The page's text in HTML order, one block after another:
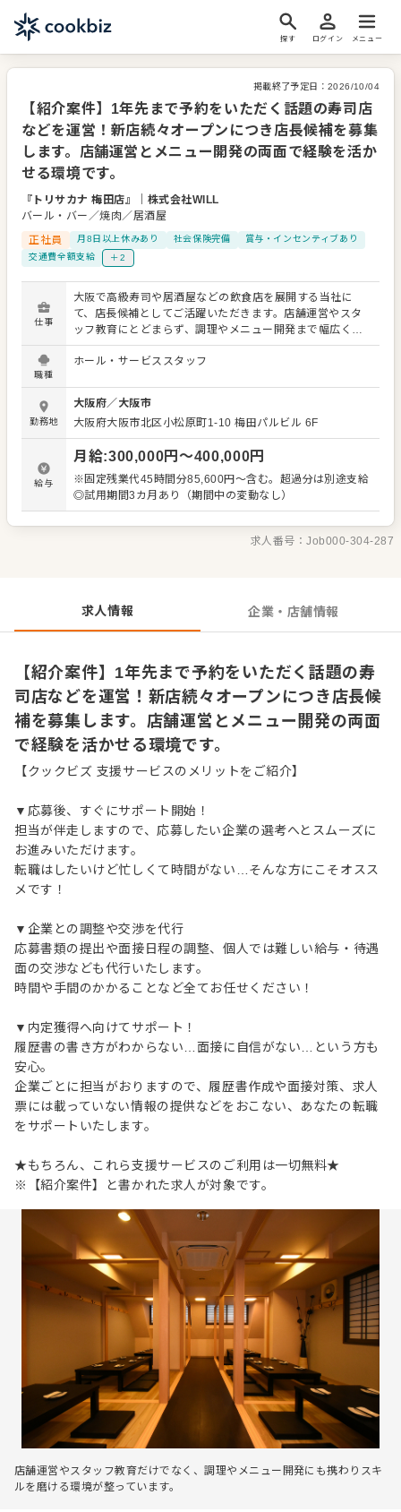
探す ログイン メニュー
掲載終了予定日： 2026/10/04
【紹介案件】1年先まで予約をいただく話題の寿司店
などを運営！新店続々オープンにつき店長候補を募集
します。店舗運営とメニュー開発の両面で経験を活か
せる環境です。
『トリサカナ 梅田店』
株式会社WILL
バール・バー／焼肉／居酒屋
正社員
月8日以上休みあり 社会保険完備
賞与・インセンティブあり
交通費全額支給
＋2
仕事
大阪で高級寿司や居酒屋などの飲食店を展開する当社に
て、店長候補としてご活躍いただきます。店舗運営やスタ
ッフ教育にとどまらず、調理やメニュー開発まで幅広くお
任せする環境です。マネジメントと技術の両面でスキルを
伸ばせるため、これまでの経験を存分に発揮していただけ
大の真っ最中です。新しい店舗がオープンするのに伴い、
活躍できるポジションも次々と生まれています。 実力や意
欲次第で、店長から統括店長、さらにはエリアマネージャ
ーへとスピーディーにステップアップしていくことが可能
です。成長を続ける企業だからこそ、自身の可能性を広げ
ながら、長くモチベーションを保って働けます。 ＜おすす
めポイント＞ 運営店舗の中には1年先までご予約をいただ
す。安定した経営基盤があり、新規出店も続くため、将来
職種
ホール・サービススタッフ
勤務地
大阪府／ 大阪市
大阪府大阪市北区小松原町1-10 梅田パルビル 6F
給与
月給:300,000円〜400,000円
※固定残業代45時間分85,600円～含む。超過分は別途支給
◎試用期間3カ月あり（期間中の変動なし）
求人番号：Job000-304-287
求人情報 企業・店舗情報
【紹介案件】1年先まで予約をいただく話題の寿
司店などを運営！新店続々オープンにつき店長候
補を募集します。店舗運営とメニュー開発の両面
で経験を活かせる環境です。
【クックビズ 支援サービスのメリットをご紹介】
▼応募後、すぐにサポート開始！
担当が伴走しますので、応募したい企業の選考へとスムーズに
お進みいただけます。
転職はしたいけど忙しくて時間がない…そんな方にこそオスス
メです！
▼企業との調整や交渉を代行
応募書類の提出や面接日程の調整、個人では難しい給与・待遇
面の交渉なども代行いたします。
時間や手間のかかることなど全てお任せください！
▼内定獲得へ向けてサポート！
履歴書の書き方がわからない…面接に自信がない…という方も
安心。
企業ごとに担当がおりますので、履歴書作成や面接対策、求人
票には載っていない情報の提供などをおこない、あなたの転職
をサポートいたします。
★もちろん、これら支援サービスのご利用は一切無料★
※【紹介案件】と書かれた求人が対象です。
店舗運営やスタッフ教育だけでなく、調理やメニュー開発にも携わりスキ
ルを磨ける環境が整っています。